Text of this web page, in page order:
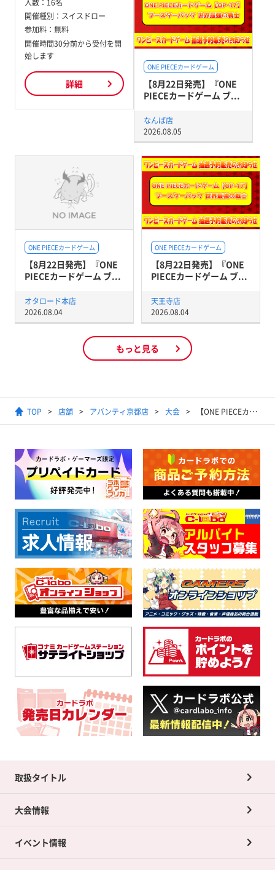
人数： 16名
開催種別： スイスドロー
参加料： 無料
開催時間30分前から受付を開
始します
詳細
ONE PIECEカードゲーム
【8月22日発売】『ONE
PIECEカードゲーム ブ...
なんば店
2026.08.05
ONE PIECEカードゲーム
【8月22日発売】『ONE
PIECEカードゲーム ブ...
天王寺店
2026.08.04
ONE PIECEカードゲーム
【8月22日発売】『ONE
PIECEカードゲーム ブ...
オタロード本店
2026.08.04
もっと見る
TOP 店舗 アバンティ京都店 大会 【ONE PIECEカードゲーム】フラッグシップバトル
取扱タイトル
大会情報
イベント情報